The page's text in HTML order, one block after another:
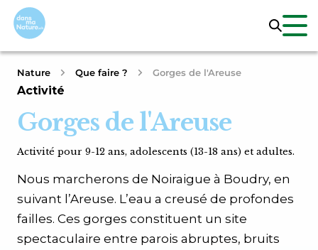
Nature Que faire ? Gorges de l'Areuse
Activité
Gorges de l'Areuse
Activité pour 9-12 ans, adolescents (13-18 ans) et adultes.
Nous marcherons de Noiraigue à Boudry, en
suivant l’Areuse. L’eau a creusé de profondes
failles. Ces gorges constituent un site
spectaculaire entre parois abruptes, bruits